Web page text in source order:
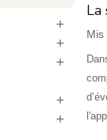





Mis